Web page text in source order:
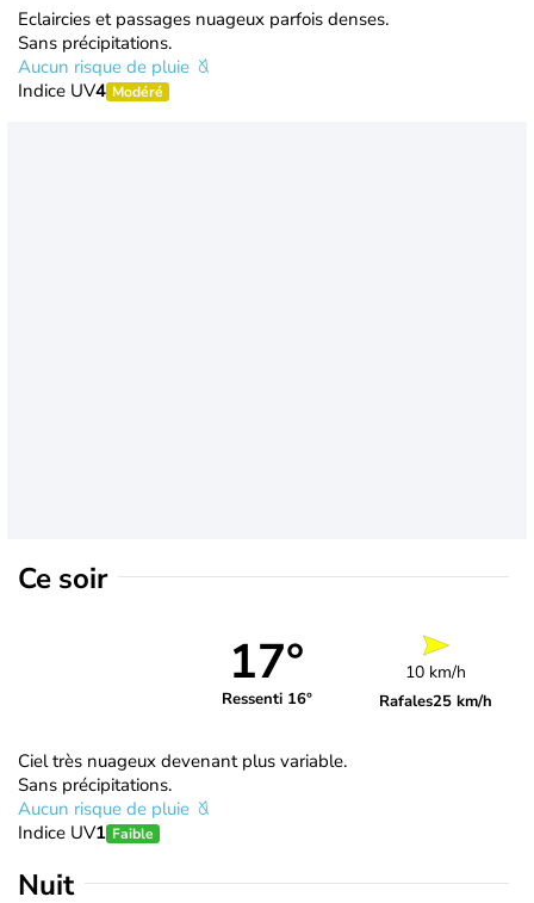
Eclaircies et passages nuageux parfois denses.
Sans précipitations.
Aucun risque de pluie
Indice UV4 Modéré
Ce soir
17°
Ressenti 16°
10 km/h
Rafales25 km/h
Ciel très nuageux devenant plus variable.
Sans précipitations.
Aucun risque de pluie
Indice UV1 Faible
Nuit